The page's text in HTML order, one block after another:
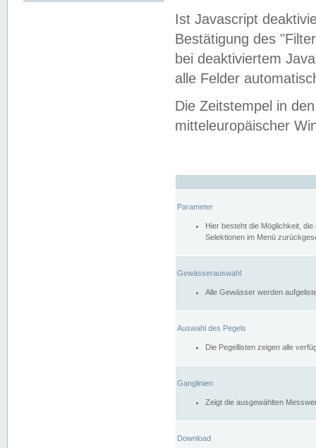
Ist Javascript
Bestätigung des
bei deaktiviertem
alle Felder
Die Zeitstempel in
mitteleuropäischer
Parameter
Hier besteht die Möglichkeit,
Selektionen im Menü
Gewässerauswahl
Alle Gewässer werden
Auswahl des Pegels
Die Pegellisten zeigen alle
Ganglinien
Zeigt die ausgewählten
Download